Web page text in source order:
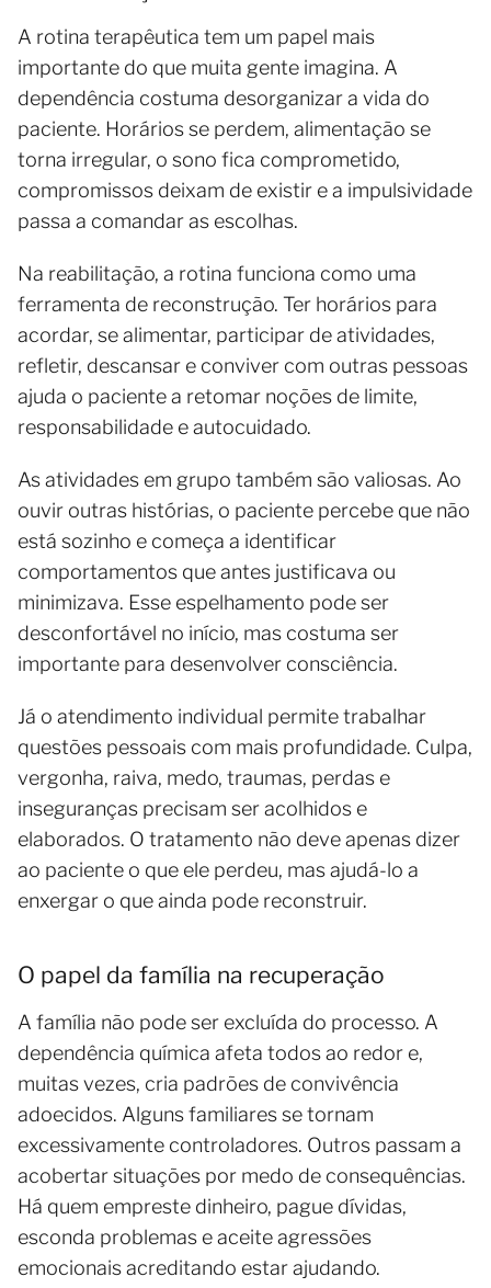
A rotina terapêutica tem um papel mais
importante do que muita gente imagina. A
dependência costuma desorganizar a vida do
paciente. Horários se perdem, alimentação se
torna irregular, o sono fica comprometido,
compromissos deixam de existir e a impulsividade
passa a comandar as escolhas.
Na reabilitação, a rotina funciona como uma
ferramenta de reconstrução. Ter horários para
acordar, se alimentar, participar de atividades,
refletir, descansar e conviver com outras pessoas
ajuda o paciente a retomar noções de limite,
responsabilidade e autocuidado.
As atividades em grupo também são valiosas. Ao
ouvir outras histórias, o paciente percebe que não
está sozinho e começa a identificar
comportamentos que antes justificava ou
minimizava. Esse espelhamento pode ser
desconfortável no início, mas costuma ser
importante para desenvolver consciência.
Já o atendimento individual permite trabalhar
questões pessoais com mais profundidade. Culpa,
vergonha, raiva, medo, traumas, perdas e
inseguranças precisam ser acolhidos e
elaborados. O tratamento não deve apenas dizer
ao paciente o que ele perdeu, mas ajudá-lo a
enxergar o que ainda pode reconstruir.
O papel da família na recuperação
A família não pode ser excluída do processo. A
dependência química afeta todos ao redor e,
muitas vezes, cria padrões de convivência
adoecidos. Alguns familiares se tornam
excessivamente controladores. Outros passam a
acobertar situações por medo de consequências.
Há quem empreste dinheiro, pague dívidas,
esconda problemas e aceite agressões
emocionais acreditando estar ajudando.